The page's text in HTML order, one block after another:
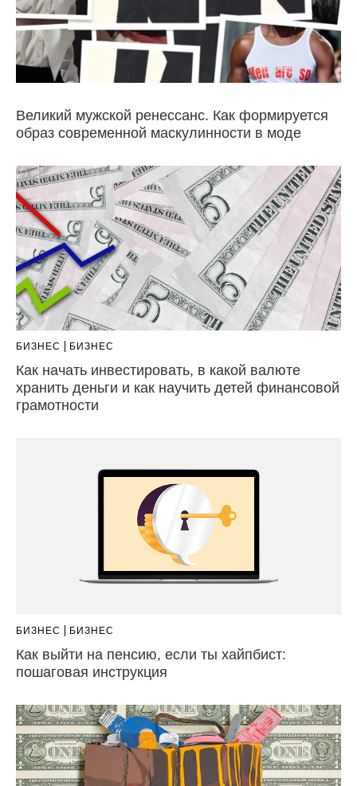
Великий мужской ренессанс. Как формируется
образ современной маскулинности в моде
БИЗНЕС БИЗНЕС
Как начать инвестировать, в какой валюте
хранить деньги и как научить детей финансовой
грамотности
БИЗНЕС БИЗНЕС
Как выйти на пенсию, если ты хайпбист:
пошаговая инструкция